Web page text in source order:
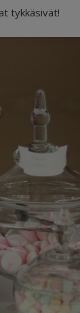
tykkäsivät!